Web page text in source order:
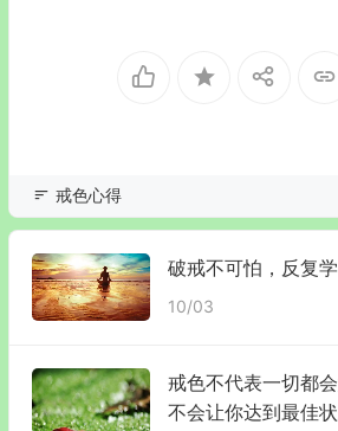
戒色心得
破戒不可怕，反复
10/03
戒色不代表一切都
不会让你达到最佳